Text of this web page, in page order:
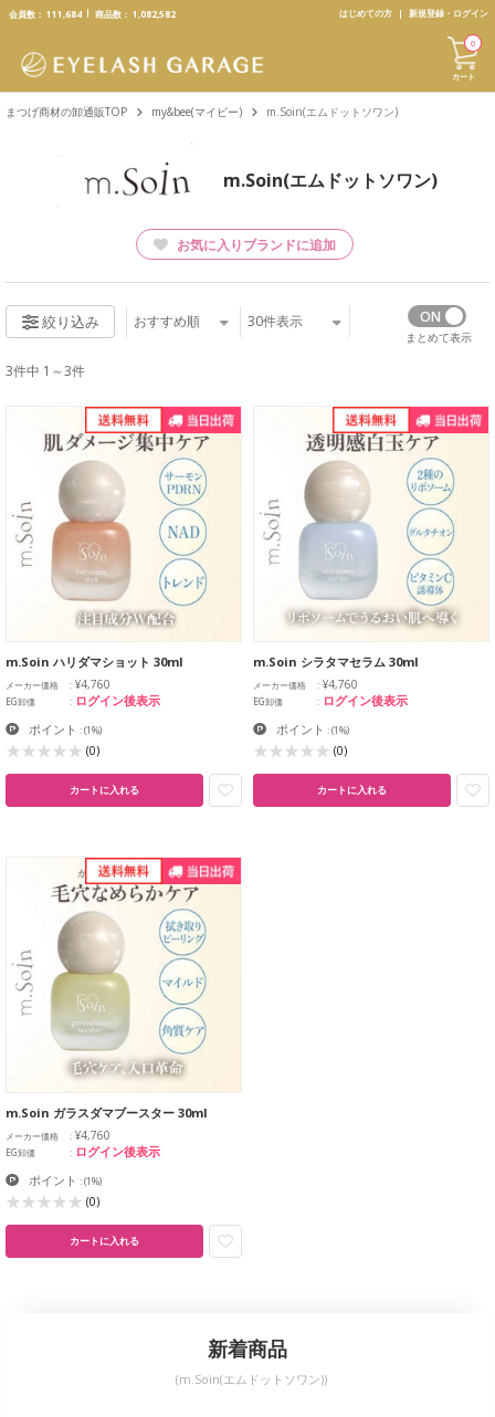
text.skipToContent
text.skipToNavigation
会員数： 111,684 商品数： 1,082,582 はじめての方 新規登録・ログイン
カート
0
まつげ商材の卸通販TOP my&bee(マイビー) m.Soin(エムドットソワン)
m.Soin(エムドットソワン)
お気に入りブランドに追加
絞り込み おすすめ順 30件表示
まとめて表示
3件中 1～3件
m.Soin ハリダマショット 30ml
メーカー価格 ¥4,760
EG卸価 ログイン後表示
ポイント :(1%)
(0)
カートに入れる
m.Soin シラタマセラム 30ml
メーカー価格 ¥4,760
EG卸価 ログイン後表示
ポイント :(1%)
(0)
カートに入れる
m.Soin ガラスダマブースター 30ml
メーカー価格 ¥4,760
EG卸価 ログイン後表示
ポイント :(1%)
(0)
カートに入れる
新着商品
(m.Soin(エムドットソワン))